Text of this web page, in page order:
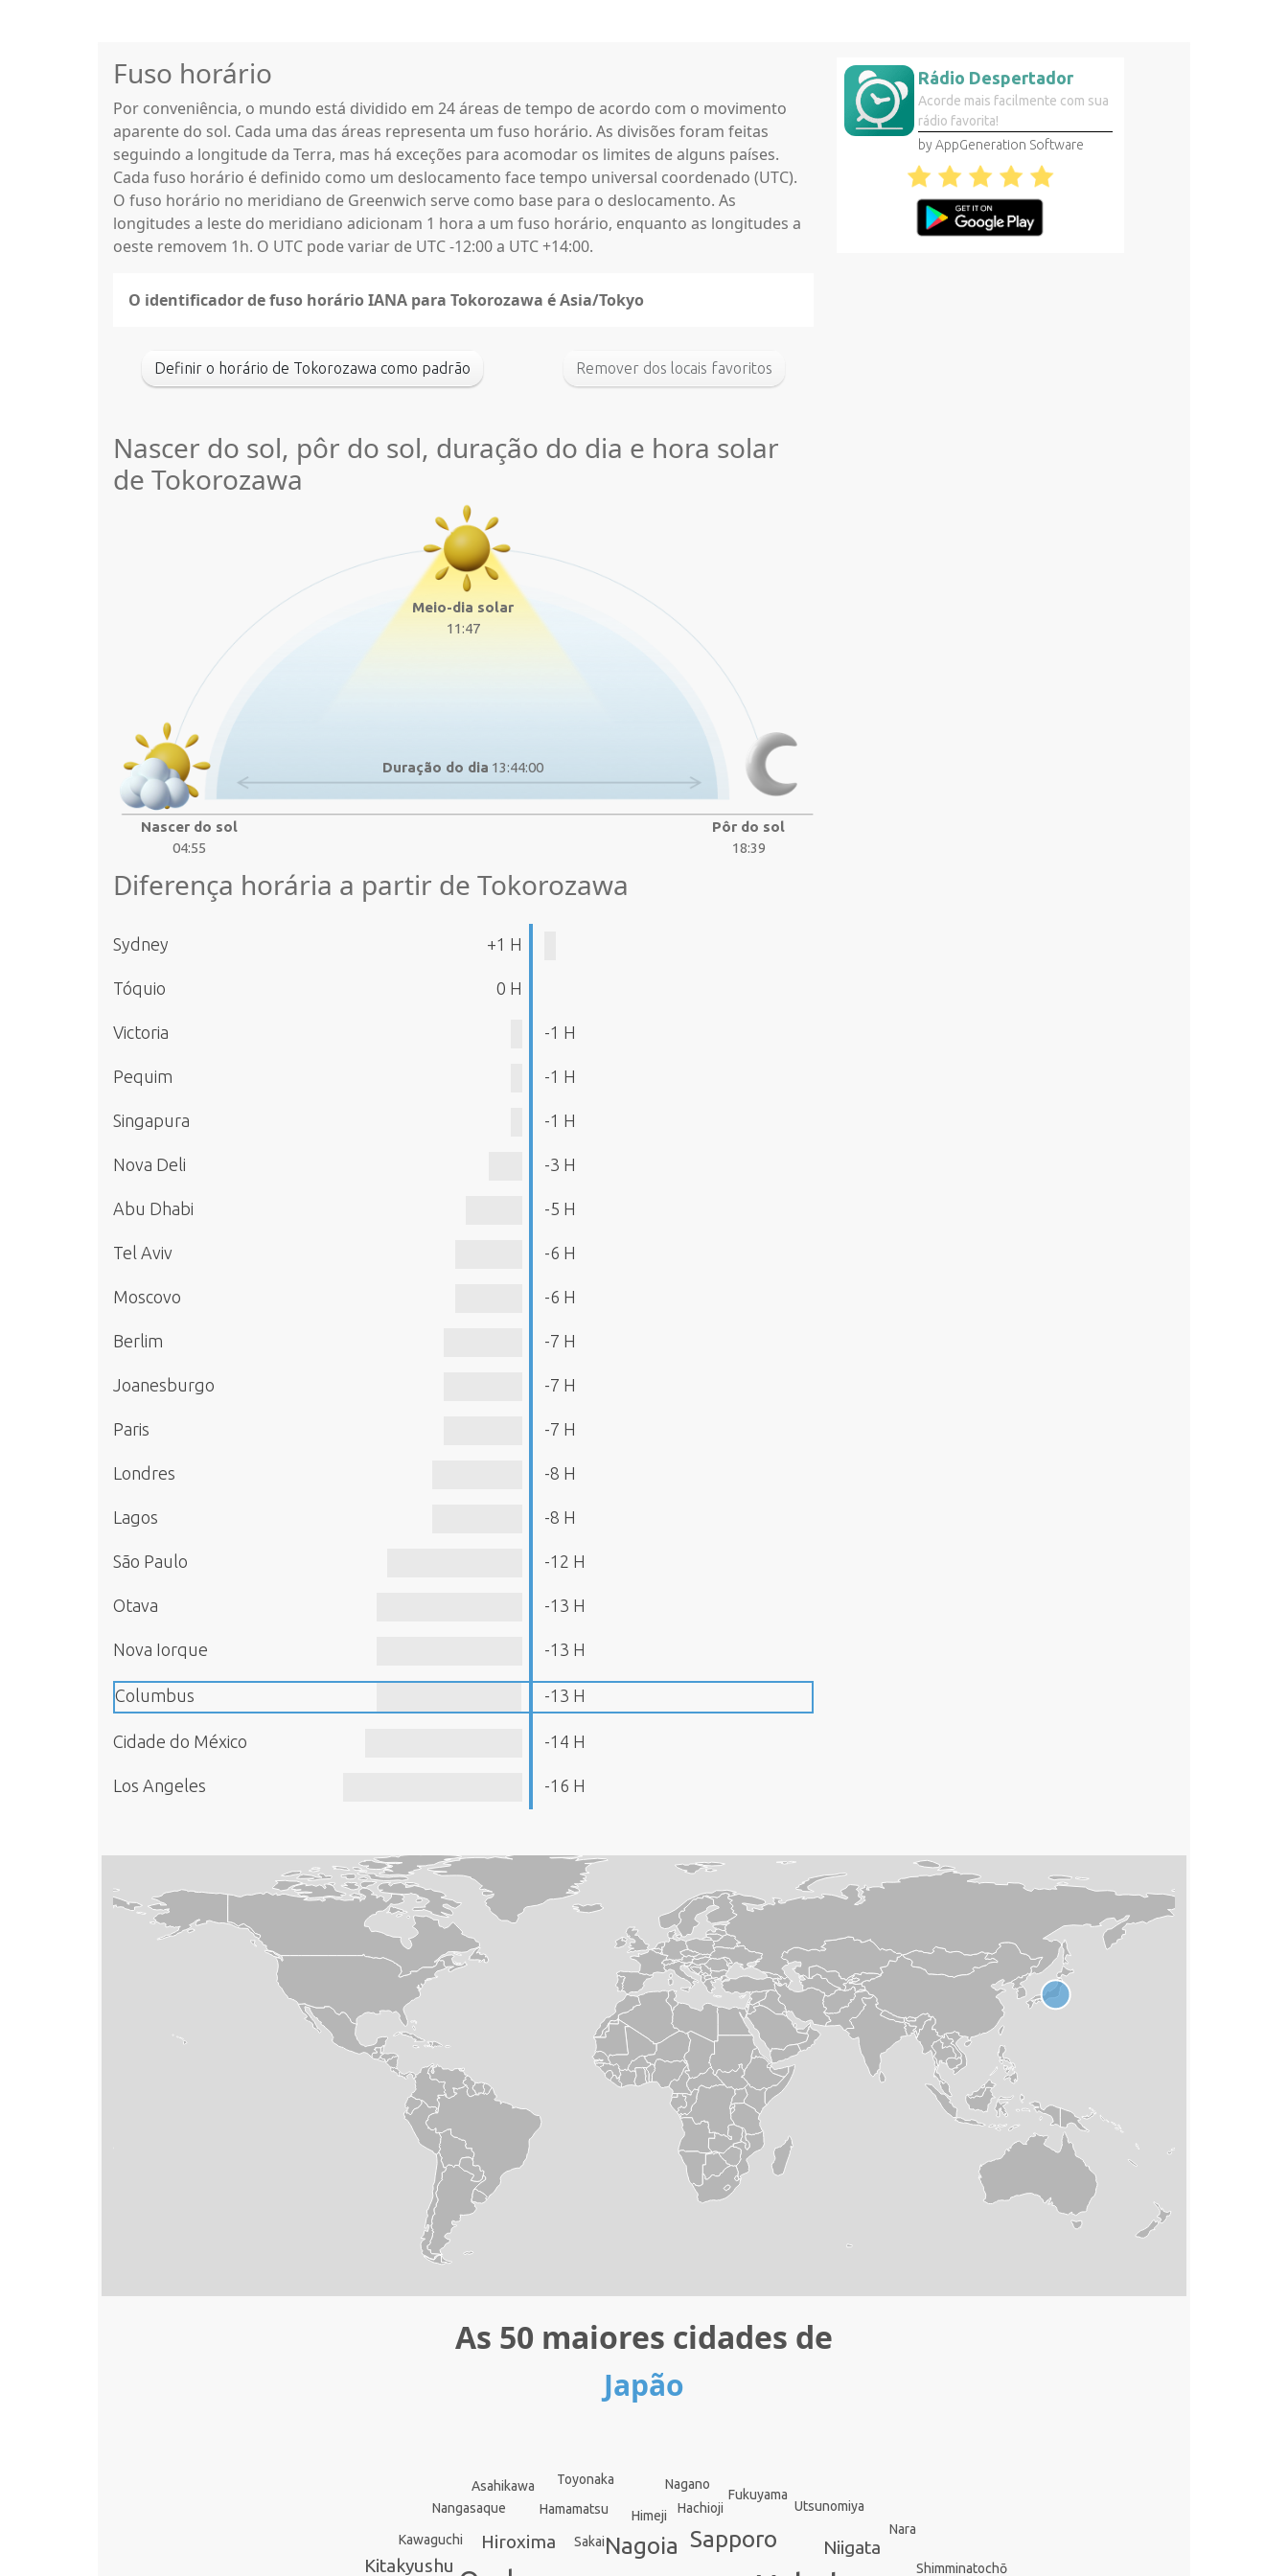
Fuso horário
Por conveniência, o mundo está dividido em 24 áreas de tempo de acordo com o movimento
aparente do sol. Cada uma das áreas representa um fuso horário. As divisões foram feitas
seguindo a longitude da Terra, mas há exceções para acomodar os limites de alguns países.
Cada fuso horário é definido como um deslocamento face tempo universal coordenado (UTC).
O fuso horário no meridiano de Greenwich serve como base para o deslocamento. As
longitudes a leste do meridiano adicionam 1 hora a um fuso horário, enquanto as longitudes a
oeste removem 1h. O UTC pode variar de UTC -12:00 a UTC +14:00.
O identificador de fuso horário IANA para Tokorozawa é Asia/Tokyo
Definir o horário de Tokorozawa como padrão Remover dos locais favoritos
Nascer do sol, pôr do sol, duração do dia e hora solar
de Tokorozawa
Meio-dia solar
11:47
Duração do dia 13:44:00
Nascer do sol
04:55
Pôr do sol
18:39
Diferença horária a partir de Tokorozawa
Sydney +1 H
Tóquio 0 H
Victoria -1 H
Pequim -1 H
Singapura -1 H
Nova Deli -3 H
Abu Dhabi -5 H
Tel Aviv -6 H
Moscovo -6 H
Berlim -7 H
Joanesburgo -7 H
Paris -7 H
Londres -8 H
Lagos -8 H
São Paulo -12 H
Otava -13 H
Nova Iorque -13 H
Columbus -13 H
Cidade do México -14 H
Los Angeles -16 H
Rádio Despertador
Acorde mais facilmente com sua
rádio favorita!
by AppGeneration Software
As 50 maiores cidades de
Japão
Nagoia Sapporo
Hiroxima
Kitakyushu
Niigata
Hamamatsu
Sakai
Hachioji
Himeji
Kawaguchi
Utsunomiya
Nangasaque
Toyonaka
Fukuyama
Shimminatochō
Nara
Nagano
Asahikawa